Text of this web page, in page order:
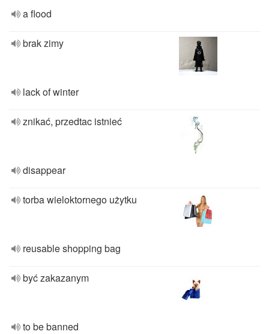
a flood
brak zimy
lack of winter
znikać, przedtac istnieć
disappear
torba wieloktornego użytku
reusable shopping bag
być zakazanym
to be banned